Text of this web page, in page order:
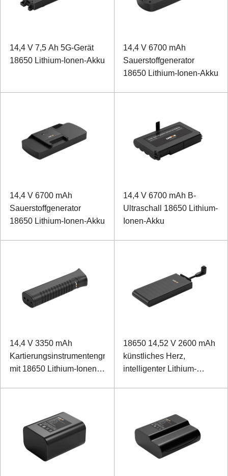
14,4 V 7,5 Ah 5G-Gerät
18650 Lithium-Ionen-Akku
14,4 V 6700 mAh
Sauerstoffgenerator
18650 Lithium-Ionen-Akku
14,4 V 6700 mAh
Sauerstoffgenerator
18650 Lithium-Ionen-Akku
14,4 V 6700 mAh B-
Ultraschall 18650 Lithium-
Ionen-Akku
14,4 V 3350 mAh
Kartierungsinstrumentengriff
mit 18650 Lithium-Ionen-
18650 14,52 V 2600 mAh
künstliches Herz,
intelligenter Lithium-